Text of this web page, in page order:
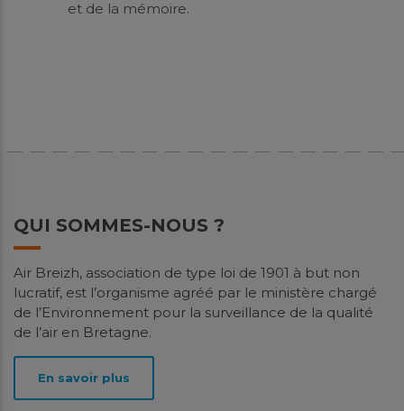
et de la mémoire.
QUI SOMMES-NOUS ?
Air Breizh, association de type loi de 1901 à but non
lucratif, est l’organisme agréé par le ministère chargé
de l’Environnement pour la surveillance de la qualité
de l’air en Bretagne.
En savoir plus